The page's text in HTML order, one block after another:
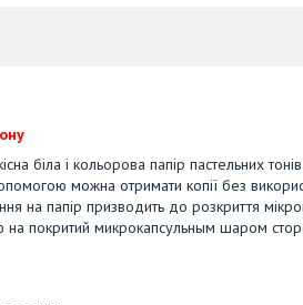
біла і кольорова папір пастельних
можна отримати копії без
на папір призводить до розкриття
покритий микрокапсульным шаром